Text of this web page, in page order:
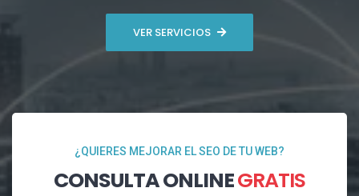
VER SERVICIOS
¿QUIERES MEJORAR EL SEO DE TU WEB?
CONSULTA ONLINEGRATIS